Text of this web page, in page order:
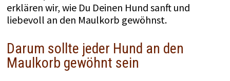
erklären wir, wie Du Deinen Hund sanft und
liebevoll an den Maulkorb gewöhnst.
Darum sollte jeder Hund an den
Maulkorb gewöhnt sein